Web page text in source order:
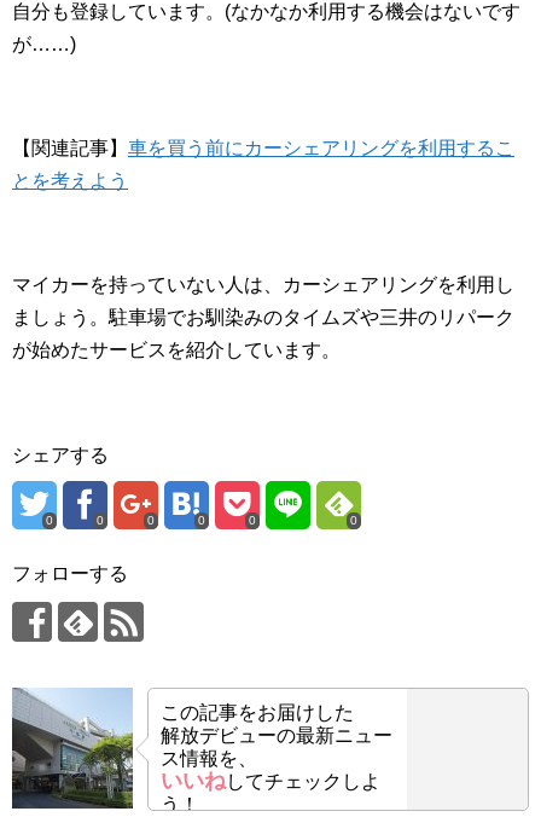
自分も登録しています。(なかなか利用する機会はないです
が……)
【関連記事】 車を買う前にカーシェアリングを利用するこ
とを考えよう
マイカーを持っていない人は、カーシェアリングを利用し
ましょう。駐車場でお馴染みのタイムズや三井のリパーク
が始めたサービスを紹介しています。
シェアする
0 0 0 0 0 0
フォローする
この記事をお届けした
解放デビューの最新ニュー
ス情報を、
いいねしてチェックしよ
う！